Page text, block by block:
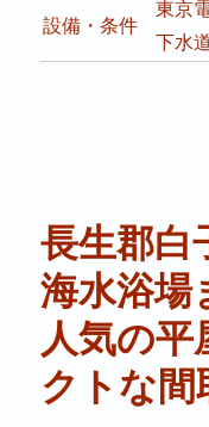
設備・条件
東京
下水
長生郡
海水浴場
人気の平
クトな間